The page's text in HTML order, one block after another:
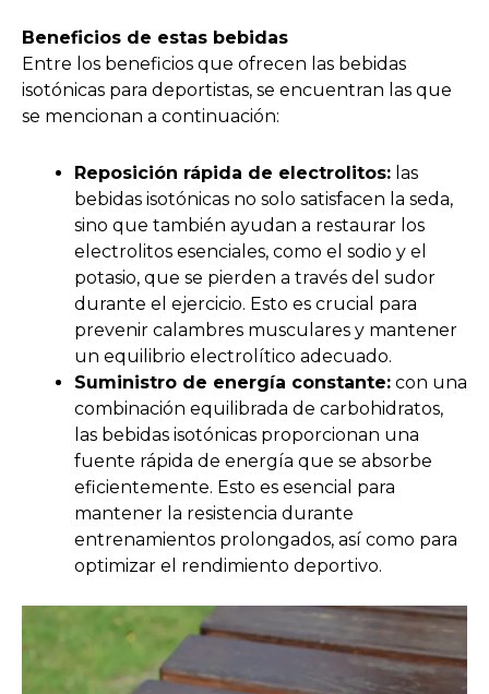
Beneficios de estas bebidas
Entre los beneficios que ofrecen las bebidas
isotónicas para deportistas, se encuentran las que
se mencionan a continuación:
Reposición rápida de electrolitos: las
bebidas isotónicas no solo satisfacen la seda,
sino que también ayudan a restaurar los
electrolitos esenciales, como el sodio y el
potasio, que se pierden a través del sudor
durante el ejercicio. Esto es crucial para
prevenir calambres musculares y mantener
un equilibrio electrolítico adecuado.
Suministro de energía constante: con una
combinación equilibrada de carbohidratos,
las bebidas isotónicas proporcionan una
fuente rápida de energía que se absorbe
eficientemente. Esto es esencial para
mantener la resistencia durante
entrenamientos prolongados, así como para
optimizar el rendimiento deportivo.